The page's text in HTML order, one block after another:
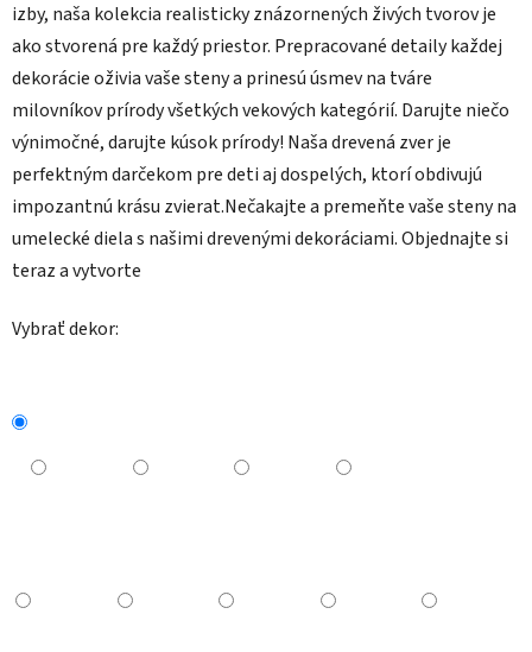
izby, naša kolekcia realisticky znázornených živých tvorov je
ako stvorená pre každý priestor. Prepracované detaily každej
dekorácie oživia vaše steny a prinesú úsmev na tváre
milovníkov prírody všetkých vekových kategórií. Darujte niečo
výnimočné, darujte kúsok prírody! Naša drevená zver je
perfektným darčekom pre deti aj dospelých, ktorí obdivujú
impozantnú krásu zvierat.Nečakajte a premeňte vaše steny na
umelecké diela s našimi drevenými dekoráciami. Objednajte si
teraz a vytvorte
Vybrať dekor: